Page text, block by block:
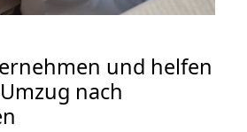
und helfen
nach